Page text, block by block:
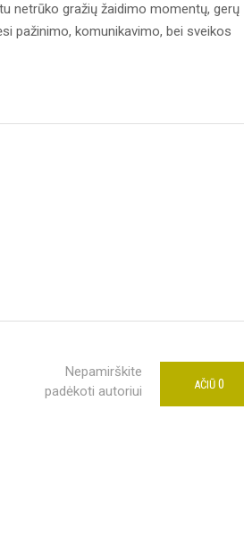
netrūko gražių žaidimo momentų, gerų
pažinimo, komunikavimo, bei sveikos
Nepamirškite
padėkoti autoriui
AČIŪ 0